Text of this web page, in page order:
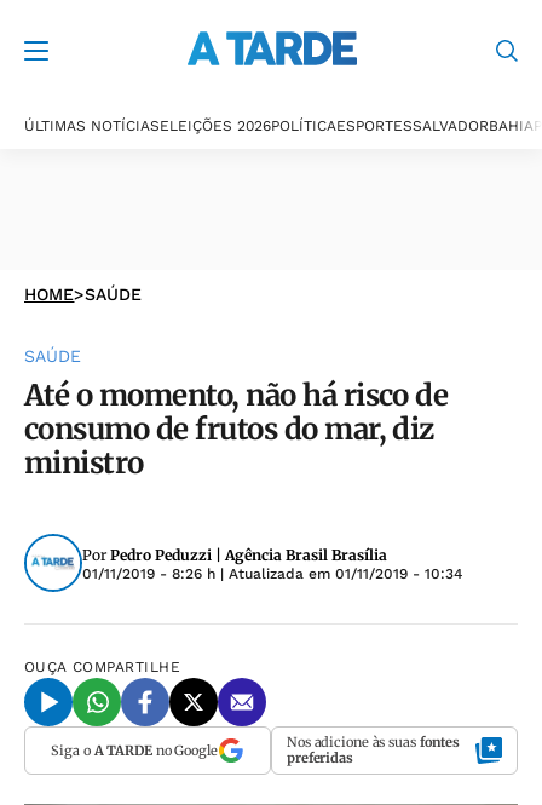
ÚLTIMAS NOTÍCIASELEIÇÕES 2026POLÍTICAESPORTESSALVADORBAHIA
HOME>SAÚDE
SAÚDE
Até o momento, não há risco de
consumo de frutos do mar, diz
ministro
Por Pedro Peduzzi | Agência Brasil Brasília
01/11/2019 - 8:26 h | Atualizada em 01/11/2019 - 10:34
OUÇA COMPARTILHE
Siga o A TARDEno Google Nos adicione às suas fontes
preferidas